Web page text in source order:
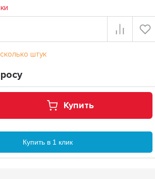
штук
Купить
Купить в 1 клик